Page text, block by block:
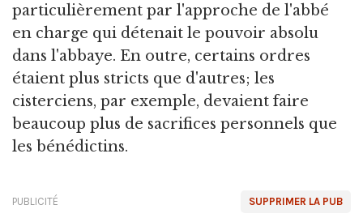
particulièrement par l'approche de l'abbé
en charge qui détenait le pouvoir absolu
dans l'abbaye. En outre, certains ordres
étaient plus stricts que d'autres; les
cisterciens, par exemple, devaient faire
beaucoup plus de sacrifices personnels que
les bénédictins.
SUPPRIMER LA PUB
PUBLICITÉ